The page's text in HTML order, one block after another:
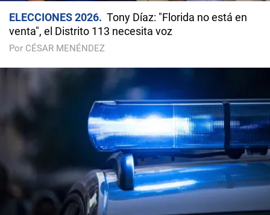
ELECCIONES 2026
Tony Díaz: "Florida no está en
venta", el Distrito 113 necesita voz
Por CÉSAR MENÉNDEZ